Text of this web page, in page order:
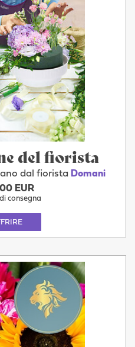
del fiorista
dal fiorista Domani
EUR
consegna